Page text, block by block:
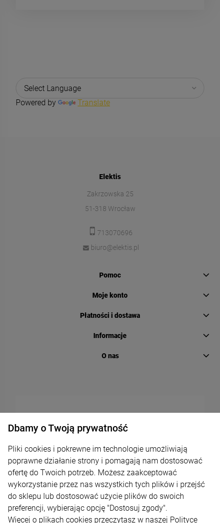
Powered by Translate
Elektis
Zakrzowska 25
51-318 Wrocław
713070696
biuro@elektis.pl
Pomoc
Moje konto
Płatności i dostawa
Informacje
O nas
Dbamy o Twoją prywatność
Pliki cookies i pokrewne im technologie umożliwiają
poprawne działanie strony i pomagają nam dostosować
ofertę do Twoich potrzeb. Możesz zaakceptować
wykorzystanie przez nas wszystkich tych plików i przejść
do sklepu lub dostosować użycie plików do swoich
preferencji, wybierając opcję "Dostosuj zgody".
Więcej o plikach cookies przeczytasz w naszej Polityce